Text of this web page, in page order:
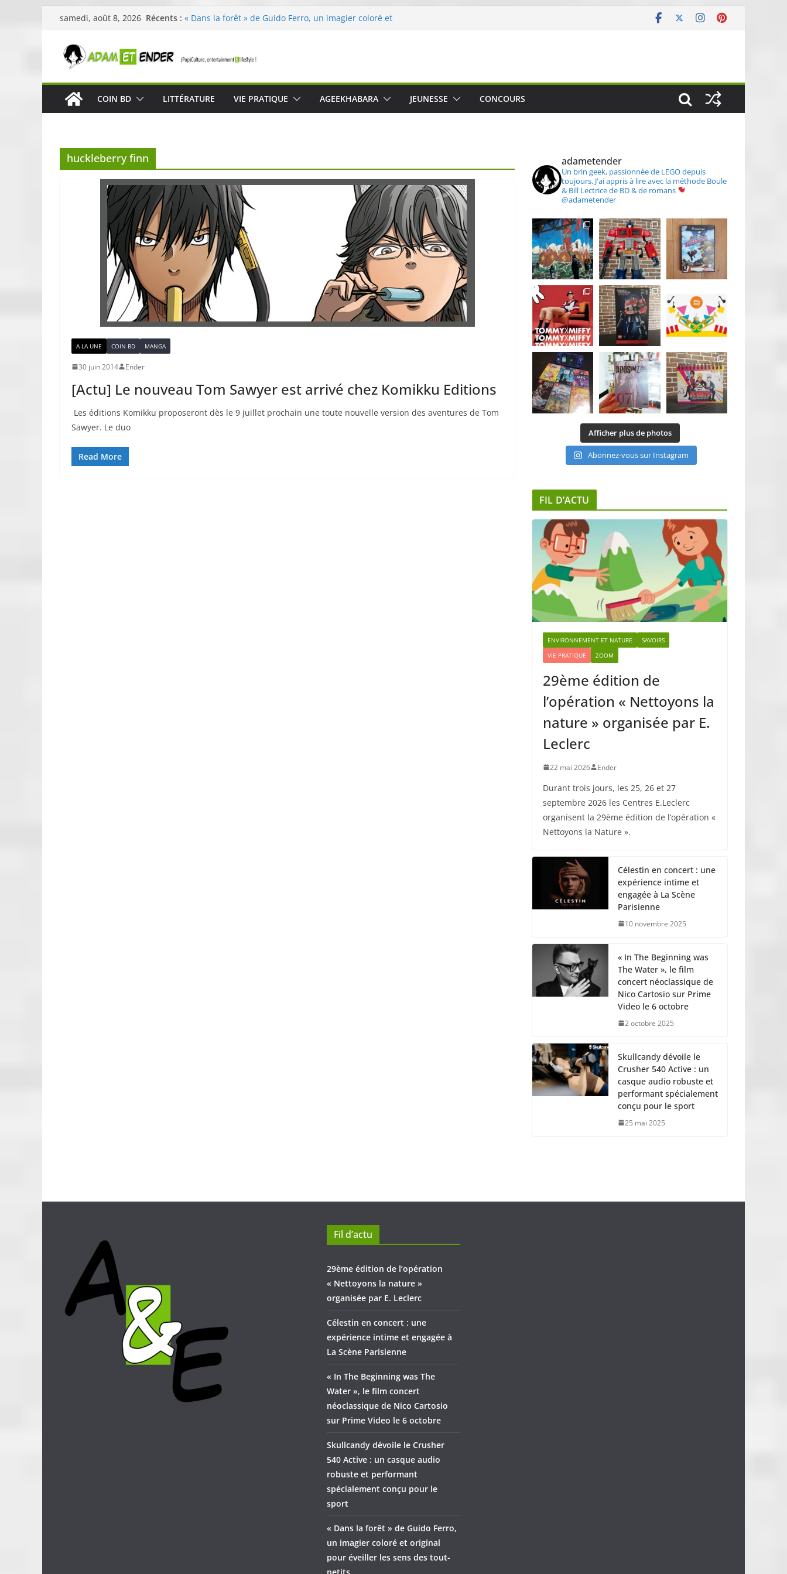
Passer
contenu
samedi, août 8, 2026 Récents : « Dans la forêt » de Guido Ferro, un imagier coloré et
Célestin en concert : une expérience intime et engagée à
« In The Beginning was The Water », le film concert
néoclassique de Nico Cartosio sur Prime Video le 6 octobre
Skullcandy dévoile le Crusher 540 Active : un casque audio
COIN BD LITTÉRATURE VIE PRATIQUE AGEEKHABARA JEUNESSE CONCOURS
huckleberry finn
A LA UNE COIN BD MANGA
30 juin 2014 Ender
[Actu] Le nouveau Tom Sawyer est arrivé chez Komikku Editions
Les éditions Komikku proposeront dès le 9 juillet prochain une toute nouvelle version des aventures de Tom
Sawyer. Le duo
Read More
adametender
Un brin geek, passionnée de LEGO depuis
toujours. J'ai appris à lire avec la méthode Boule
& Bill Lectrice de BD & de romans
@adametender
Afficher plus de photos
Abonnez-vous sur Instagram
FIL D’ACTU
ENVIRONNEMENT ET NATURE
SAVOIRS
VIE PRATIQUE
ZOOM
29ème édition de
l’opération « Nettoyons la
nature » organisée par E.
Leclerc
22 mai 2026 Ender
Durant trois jours, les 25, 26 et 27
septembre 2026 les Centres E.Leclerc
organisent la 29ème édition de l’opération «
Nettoyons la Nature ».
Célestin en concert : une
expérience intime et
engagée à La Scène
Parisienne
10 novembre 2025
« In The Beginning was
The Water », le film
concert néoclassique de
Nico Cartosio sur Prime
Video le 6 octobre
2 octobre 2025
Skullcandy dévoile le
Crusher 540 Active : un
casque audio robuste et
performant spécialement
conçu pour le sport
25 mai 2025
Fil d’actu
29ème édition de l’opération
« Nettoyons la nature »
organisée par E. Leclerc
Célestin en concert : une
expérience intime et engagée à
La Scène Parisienne
« In The Beginning was The
Water », le film concert
néoclassique de Nico Cartosio
sur Prime Video le 6 octobre
Skullcandy dévoile le Crusher
540 Active : un casque audio
robuste et performant
spécialement conçu pour le
sport
« Dans la forêt » de Guido Ferro,
un imagier coloré et original
pour éveiller les sens des tout-